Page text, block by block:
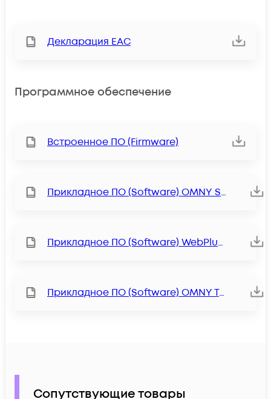
Декларация ЕАС
Программное обеспечение
Встроенное ПО (Firmware)
Прикладное ПО (Software) OMNY Station
Прикладное ПО (Software) WebPlugin
Прикладное ПО (Software) OMNY Tools
Сопутствующие товары